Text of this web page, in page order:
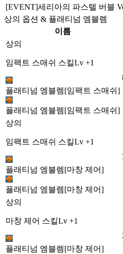
[EVENT]세리아의 파스텔 버블
상의 옵션 & 플래티넘 엠블렘
이름
상의
임팩트 스매쉬 스킬Lv +1
플래티넘 엠블렘[임팩트 스매쉬]
플래티넘 엠블렘[임팩트 스매쉬]
상의
임팩트 스매쉬 스킬Lv +1
플래티넘 엠블렘[마창 제어]
플래티넘 엠블렘[마창 제어]
상의
마창 제어 스킬Lv +1
플래티넘 엠블렘[마창 제어]